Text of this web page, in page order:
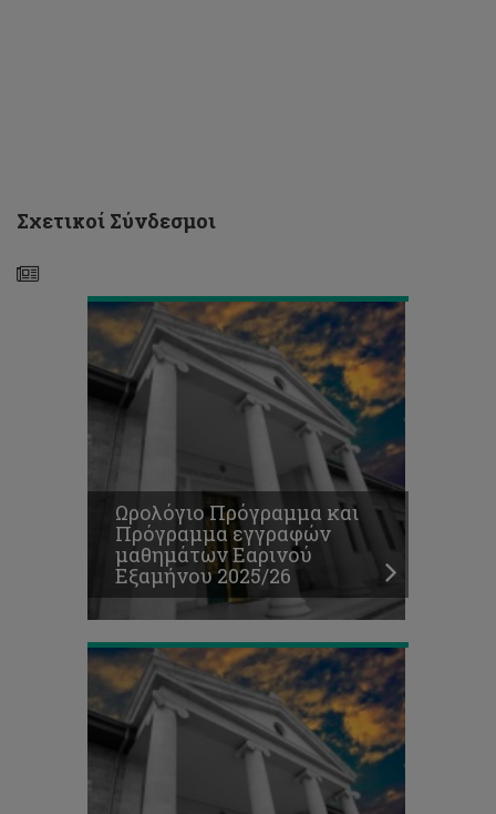
Σχετικοί Σύνδεσμοι
Εαρινού
Εξαμήνου
Ωρολόγιο Πρόγραμμα και
Πρόγραμμα εγγραφών
μαθημάτων Εαρινού
Εξαμήνου 2025/26
παρακολούθηση
μαθημάτων
Περιστασιακής
Φοίτησης,
Εαρινό
Εξάμηνο
2025/26